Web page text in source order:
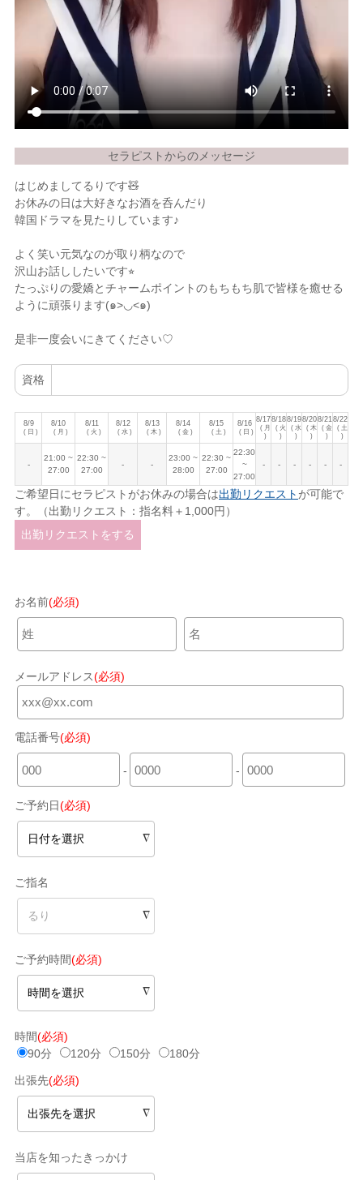
セラピストからのメッセージ
はじめましてるりです🧸
お休みの日は大好きなお酒を呑んだり
韓国ドラマを見たりしています♪
よく笑い元気なのが取り柄なので
沢山お話ししたいです⭐︎
たっぷりの愛嬌とチャームポイントのもちもち肌で皆様を癒せる
ように頑張ります(๑>◡<๑)
是非一度会いにきてください♡
資格
8/9
( 日 )
8/10
( 月 )
8/11
( 火 )
8/12
( 水 )
8/13
( 木 )
8/14
( 金 )
8/15
( 土 )
8/16
( 日 )
8/17
( 月
)
8/18
( 火
)
8/19
( 水
)
8/20
( 木
)
8/21
( 金
)
8/22
( 土
)
-
21:00 ~
27:00
22:30 ~
27:00
- -
23:00 ~
28:00
22:30 ~
27:00
22:30
~
27:00
- - - - - -
ご希望日にセラピストがお休みの場合は出勤リクエスト が可能で
す。（出勤リクエスト：指名料＋1,000円）
出勤リクエストをする
お名前(必須)
メールアドレス(必須)
電話番号(必須)
- -
ご予約日(必須)
ご指名
ご予約時間(必須)
時間(必須)
90分
120分 150分 180分
出張先(必須)
当店を知ったきっかけ